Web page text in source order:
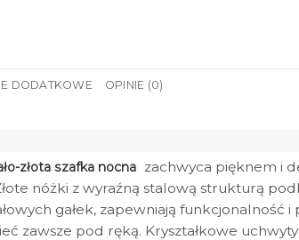
DODATKOWE OPINIE (0)
złota szafka nocna zachwyca pięknem i
nóżki z wyraźną stalową strukturą
gałek, zapewniają
zawsze pod ręką. Kryształkowe